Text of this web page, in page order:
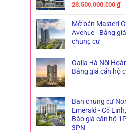
23.500.000.000 ₫
Mở bán Masteri
Avenue - Bảng
chung cư
Galia Hà Nội
Bảng giá căn hộ
Bán chung cư
Emerald - Cổ
Báo giá căn hộ
3PN